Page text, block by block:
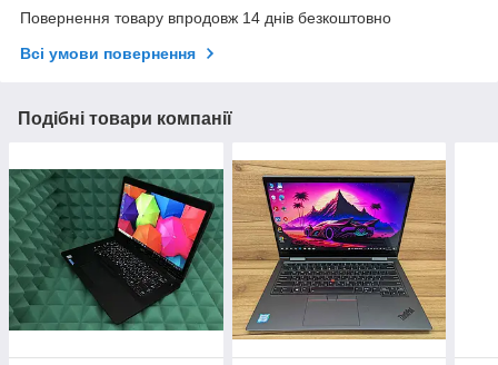
Повернення товару впродовж 14 днів безкоштовно
Всі умови повернення
Подібні товари компанії